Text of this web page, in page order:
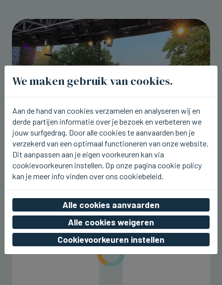
ICHTEGEM
U2.be op de planken bij Ceciliafeeste
in Ichtegem
vr 07 augustus 2026, 22:42
We maken gebruik van cookies.
Aan de hand van cookies verzamelen en analyseren wij en
derde partijen informatie over je bezoek en verbeteren we
jouw surfgedrag. Door alle cookies te aanvaarden ben je
verzekerd van een optimaal functioneren van onze website.
Dit aanpassen aan je eigen voorkeuren kan via
cookievoorkeuren instellen. Op onze pagina cookie policy
kan je meer info vinden over ons cookiebeleid.
Alle cookies aanvaarden
Alle cookies weigeren
Cookievoorkeuren instellen